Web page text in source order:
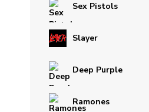
Sex Pistols
Slayer
Deep Purple
Ramones